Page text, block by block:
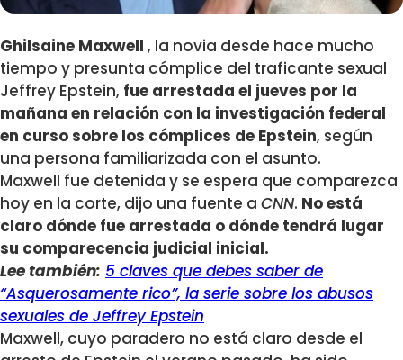
Ghilsaine Maxwell , la novia desde hace mucho
tiempo y presunta cómplice del traficante sexual
Jeffrey Epstein, fue arrestada el jueves por la
mañana en relación con la investigación federal
en curso sobre los cómplices de Epstein, según
una persona familiarizada con el asunto.
Maxwell fue detenida y se espera que comparezca
hoy en la corte, dijo una fuente a CNN. No está
claro dónde fue arrestada o dónde tendrá lugar
su comparecencia judicial inicial.
Lee también: 5 claves que debes saber de
“Asquerosamente rico”, la serie sobre los abusos
sexuales de Jeffrey Epstein
Maxwell, cuyo paradero no está claro desde el